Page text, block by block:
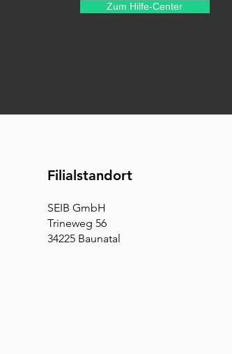
Zum Hilfe-Center
Filialstandort
SEIB GmbH
Trineweg 56
34225 Baunatal